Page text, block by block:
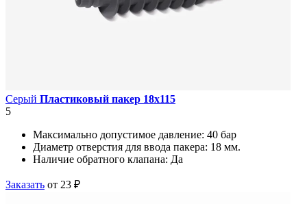
Серый Пластиковый пакер 18х115
5
Максимально допустимое давление: 40 бар
Диаметр отверстия для ввода пакера: 18 мм.
Наличие обратного клапана: Да
Заказать от 23 ₽